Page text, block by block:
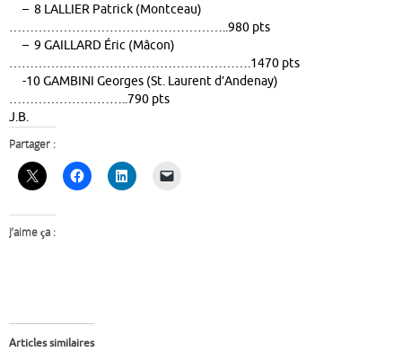
– 8 LALLIER Patrick (Montceau)
……………………………………………..980 pts
– 9 GAILLARD Éric (Mâcon)
………………………………………………….1470 pts
-10 GAMBINI Georges (St. Laurent d’Andenay)
………………………..790 pts
J.B.
Partager :
J’aime ça :
Articles similaires